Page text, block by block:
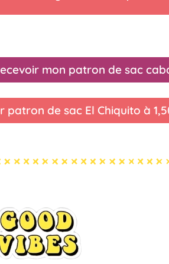
mon patron de sac
patron de sac El Chiquito à